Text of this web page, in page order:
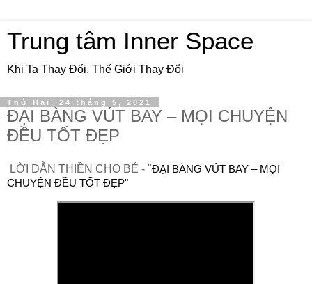
Trung tâm Inner Space
Khi Ta Thay Đổi, Thế Giới Thay Đổi
Thứ Hai, 24 tháng 5, 2021
ĐẠI BÀNG VÚT BAY – MỌI CHUYỆN
ĐỀU TỐT ĐẸP
LỜI DẪN THIỀN CHO BÉ - "ĐẠI BÀNG VÚT BAY – MỌI
CHUYỆN ĐỀU TỐT ĐẸP"